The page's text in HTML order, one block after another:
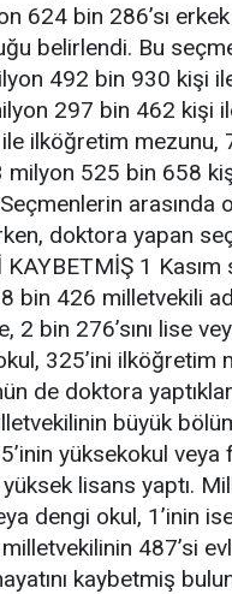
624 bin 286’sı
belirlendi. Bu
492 bin 930 kişi
297 bin 462 kişi
ilköğretim mezunu,
milyon 525 bin 658
arasında
doktora yapan
1
bin 426 milletvekili
2 bin 276’sını lise
325’ini ilköğretim
de doktora
büyük
yüksekokul veya
lisans yaptı.
dengi okul, 1’inin
487’si
kaybetmiş